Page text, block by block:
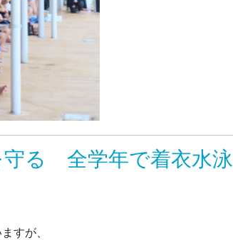
守る 全学年で着衣水泳
すが、